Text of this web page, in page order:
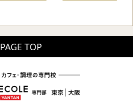
PAGE TOP